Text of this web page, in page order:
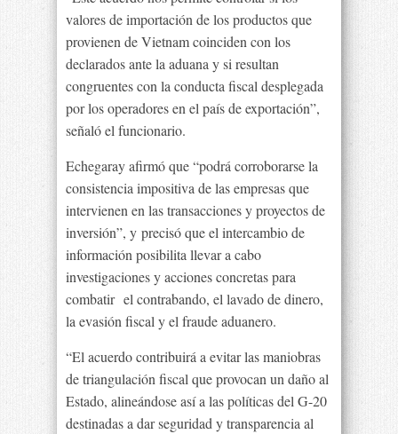
valores de importación de los productos que
provienen de Vietnam coinciden con los
declarados ante la aduana y si resultan
congruentes con la conducta fiscal desplegada
por los operadores en el país de exportación”,
señaló el funcionario.
Echegaray afirmó que “podrá corroborarse la
consistencia impositiva de las empresas que
intervienen en las transacciones y proyectos de
inversión”, y precisó que el intercambio de
información posibilita llevar a cabo
investigaciones y acciones concretas para
combatir el contrabando, el lavado de dinero,
la evasión fiscal y el fraude aduanero.
“El acuerdo contribuirá a evitar las maniobras
de triangulación fiscal que provocan un daño al
Estado, alineándose así a las políticas del G-20
destinadas a dar seguridad y transparencia al